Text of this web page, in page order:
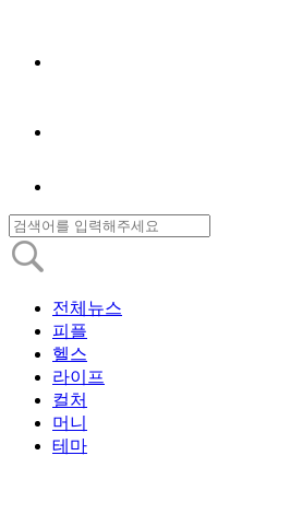
전체뉴스
피플
헬스
라이프
컬처
머니
테마